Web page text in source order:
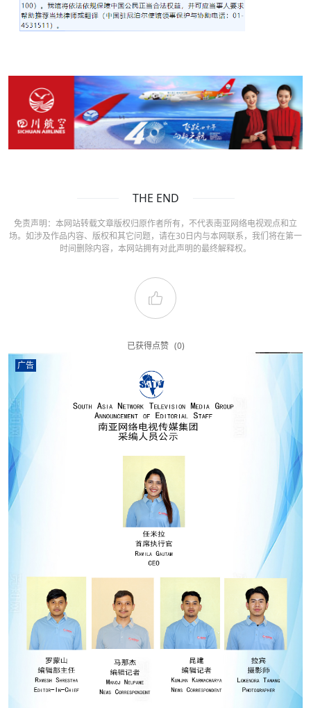
THE END
免责声明：本网站转载文章版权归原作者所有，不代表南亚网络电视观点和立
场。如涉及作品内容、版权和其它问题，请在30日内与本网联系，我们将在第一
时间删除内容，本网站拥有对此声明的最终解释权。
已获得点赞 (0)
广告